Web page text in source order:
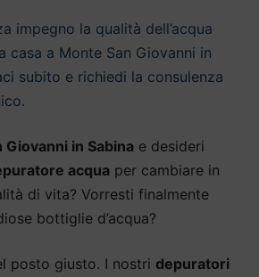
impegno la qualità dell’acqua
casa a Monte San Giovanni in
subito e richiedi la consulenza
Giovanni in Sabina e desideri
acqua per cambiare in
di vita? Vorresti finalmente
bottiglie d’acqua?
posto giusto. I nostri depuratori